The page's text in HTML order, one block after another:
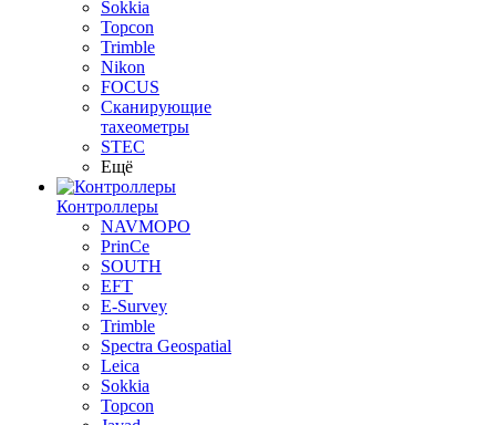
Sokkia
Topcon
Trimble
Nikon
FOCUS
Сканирующие
тахеометры
STEC
Ещё
Контроллеры
NAVMOPO
PrinCe
SOUTH
EFT
E-Survey
Trimble
Spectra Geospatial
Leica
Sokkia
Topcon